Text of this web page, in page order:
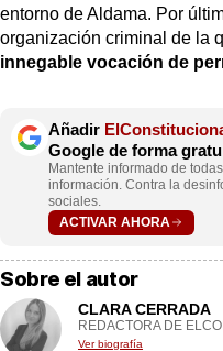
entorno de Aldama. Por
organización criminal de la
innegable vocación de
Añadir
Google de forma
Mantente informado de
información. Contra la
sociales.
ACTIVAR AHORA
Sobre el autor
CLARA CERRADA
REDACTORA DE
Ver biografía